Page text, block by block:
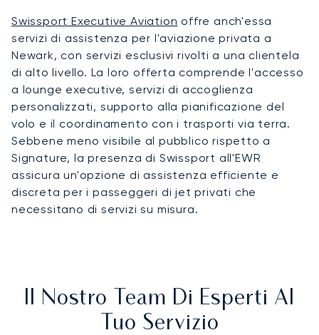
Swissport Executive Aviation offre anch'essa
servizi di assistenza per l'aviazione privata a
Newark, con servizi esclusivi rivolti a una clientela
di alto livello. La loro offerta comprende l'accesso
a lounge executive, servizi di accoglienza
personalizzati, supporto alla pianificazione del
volo e il coordinamento con i trasporti via terra.
Sebbene meno visibile al pubblico rispetto a
Signature, la presenza di Swissport all'EWR
assicura un'opzione di assistenza efficiente e
discreta per i passeggeri di jet privati che
necessitano di servizi su misura.
Il Nostro Team Di Esperti Al
Tuo Servizio